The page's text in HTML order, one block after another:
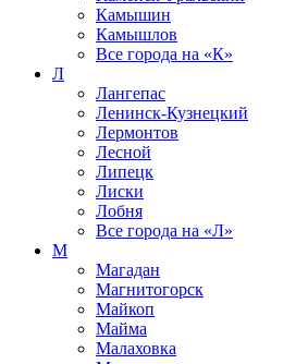
Камышин
Камышлов
Все города на «К»
Л
Лангепас
Ленинск-Кузнецкий
Лермонтов
Лесной
Липецк
Лиски
Лобня
Все города на «Л»
М
Магадан
Магнитогорск
Майкоп
Майма
Малаховка